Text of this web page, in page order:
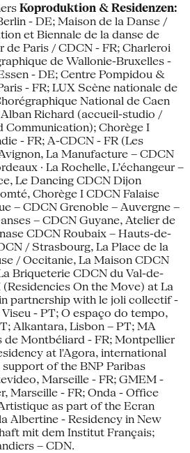
Koproduktion & Residenzen:
- DE; Maison de la Danse /
et Biennale de la danse de
de Paris / CDCN - FR; Charleroi
de Wallonie-Bruxelles -
- DE; Centre Pompidou &
- FR; LUX Scène nationale de
National de Caen
Richard (accueil-studio /
Communication); Chorège I
- FR; A-CDCN - FR (Les
La Manufacture – CDCN
· La Rochelle, L’échangeur –
Le Dancing CDCN Dijon
Chorège I CDCN Falaise
– CDCN Grenoble – Auvergne –
– CDCN Guyane, Atelier de
CDCN Roubaix – Hauts-de-
/ Strasbourg, La Place de la
/ Occitanie, La Maison CDCN
Briqueterie CDCN du Val-de-
(Residencies On the Move) at La
partnership with le joli collectif -
- PT; O espaço do tempo,
Alkantara, Lisbon – PT; MA
de Montbéliard - FR; Montpellier
at l'Agora, international
of the BNP Paribas
Marseille - FR; GMEM -
Marseille - FR; Onda - Office
as part of the Ecran
Albertine - Residency in New
mit dem Institut Français;
– CDN.